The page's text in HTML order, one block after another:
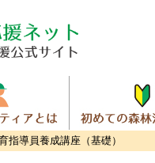
指導員養成講座（基礎）